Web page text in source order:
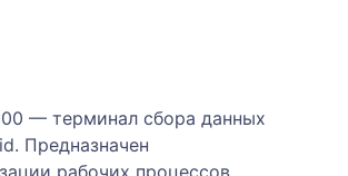
— терминал сбора данных
Предназначен
рабочих процессов